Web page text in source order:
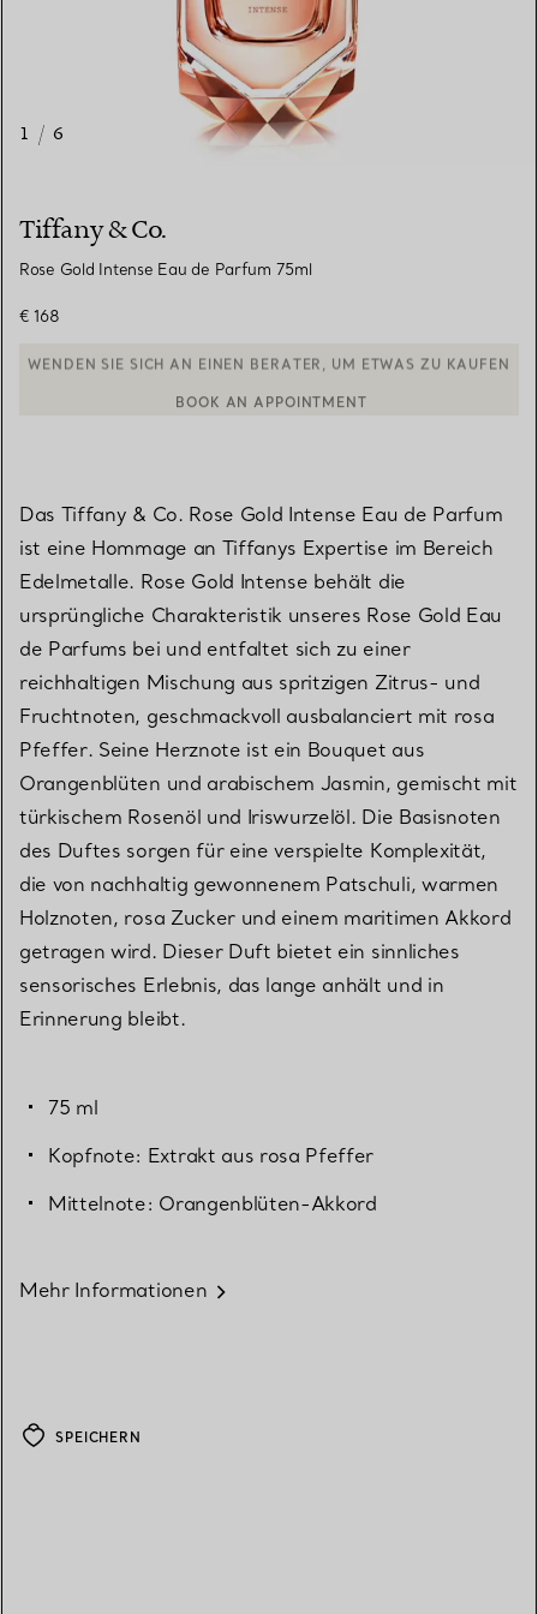
1 / 6
Tiffany & Co.
Rose Gold Intense Eau de Parfum 75ml
€ 168
Das Tiffany & Co. Rose Gold Intense Eau de Parfum
ist eine Hommage an Tiffanys Expertise im Bereich
Edelmetalle. Rose Gold Intense behält die
ursprüngliche Charakteristik unseres Rose Gold Eau
de Parfums bei und entfaltet sich zu einer
reichhaltigen Mischung aus spritzigen Zitrus- und
Fruchtnoten, geschmackvoll ausbalanciert mit rosa
Pfeffer. Seine Herznote ist ein Bouquet aus
Orangenblüten und arabischem Jasmin, gemischt mit
türkischem Rosenöl und Iriswurzelöl. Die Basisnoten
des Duftes sorgen für eine verspielte Komplexität,
die von nachhaltig gewonnenem Patschuli, warmen
Holznoten, rosa Zucker und einem maritimen Akkord
getragen wird. Dieser Duft bietet ein sinnliches
sensorisches Erlebnis, das lange anhält und in
Erinnerung bleibt.
75 ml
Kopfnote: Extrakt aus rosa Pfeffer
Mittelnote: Orangenblüten-Akkord
Mehr Informationen
SPEICHERN